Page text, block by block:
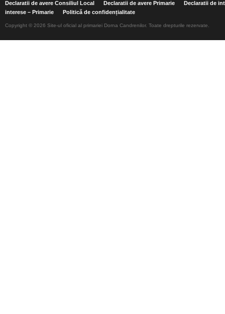
Declaratii de avere Consiliul Local Declaratii de avere Primarie
Declaratii de
interese – Primarie
Politică de confidențialitate
Copyright © 2026 Site-ul oficial al primariei Dorna Candrenilor. Toate drepturile rezervate.